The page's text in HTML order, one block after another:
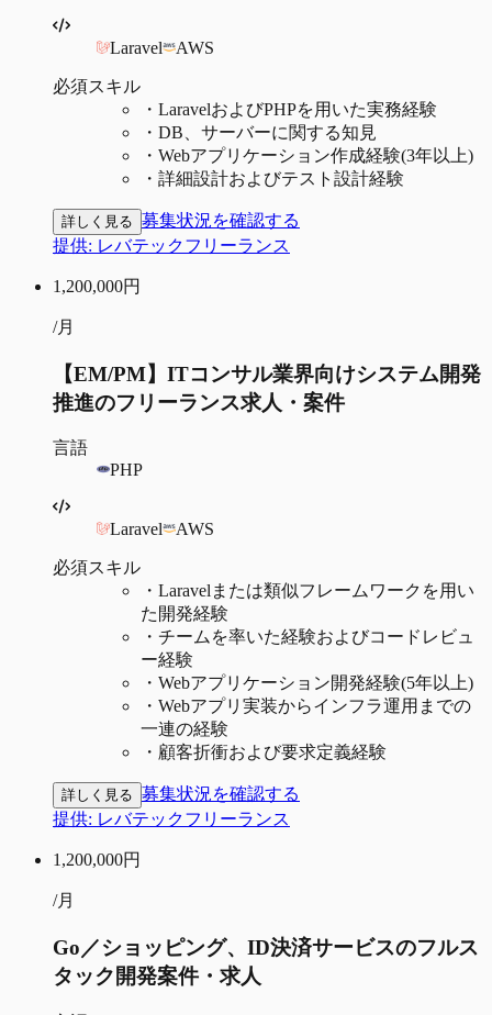
Laravel AWS
必須スキル
・ LaravelおよびPHPを用いた実務経験
・ DB、サーバーに関する知見
・ Webアプリケーション作成経験(3年以上)
・ 詳細設計およびテスト設計経験
詳しく見る 募集状況を確認する
提供: レバテックフリーランス
1,200,000円
/月
【EM/PM】ITコンサル業界向けシステム開発
推進のフリーランス求人・案件
言語
PHP
Laravel AWS
必須スキル
・ Laravelまたは類似フレームワークを用い
た開発経験
・ チームを率いた経験およびコードレビュ
ー経験
・ Webアプリケーション開発経験(5年以上)
・ Webアプリ実装からインフラ運用までの
一連の経験
・ 顧客折衝および要求定義経験
詳しく見る 募集状況を確認する
提供: レバテックフリーランス
1,200,000円
/月
Go／ショッピング、ID決済サービスのフルス
タック開発案件・求人